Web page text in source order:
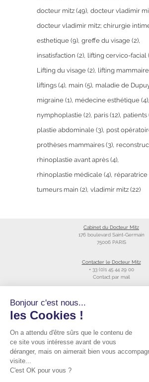
docteur mitz (49) docteur vladimir
docteur vladimir mitz; chirurgie
esthetique (9) greffe du visage (2)
insatisfaction (2) lifting cervico-facial
Lifting du visage (2) lifting mammaire
liftings (4) main (5) maladie de
migraine (1) médecine esthétique (4)
nymphoplastie (2) paris (12) patients
plastie abdominale (3) post
prothèses mammaires (3)
rhinoplastie avant après (4)
rhinoplastie médicale (4) réparatrice
tumeurs main (2) vladimir mitz (22)
Cabinet du Docteur Mitz
176 boulevard Saint-Germain
75006 PARIS
Contacter le Docteur Mitz
+ 33 (0)1 45 44 29 00
Contact par mail
Raccourcis
Prendre RDV avec le Docteur Mitz
Podcast du Dr Mitz
Bonjour c'est nous...
les Cookies !
On a attendu d'être sûrs que le contenu de
ce site vous intéresse avant de vous
déranger, mais on aimerait bien vous
visite...
C'est OK pour vous ?